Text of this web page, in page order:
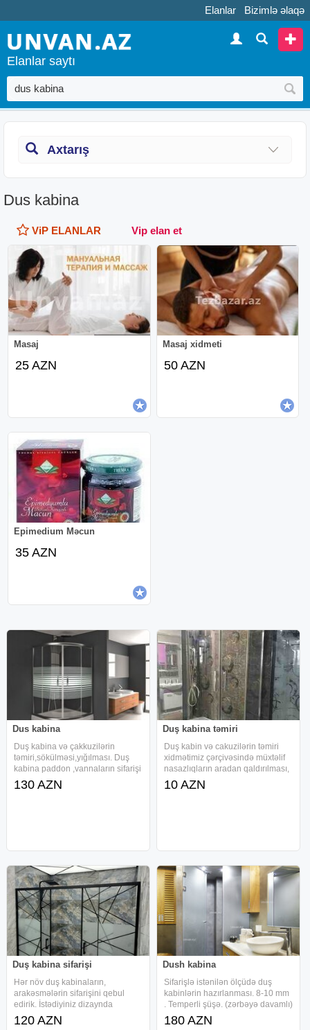
Elanlar Bizimlə əlaqə
Elanlar saytı
Axtarış
Dus kabina
ViP ELANLAR Vip elan et
Masaj
25 AZN
Masaj xidmeti
50 AZN
Epimedium Məcun
35 AZN
Dus kabina
Duş kabina və çakkuzilərin
təmiri,sökülməsi,yığılması. Duş
kabina paddon ,vannaların sifarişi
Vanna təmiri ( yeni kimi görünüş
qaranti) Duş kabin smistitellərin
130 AZN
Duş kabina təmiri
Duş kabin və cakuzilərin təmiri
xidmətimiz çərçivəsində müxtəlif
nasazlıqların aradan qaldırılması,
aksesuarların dəyişdirilməsi və
quraşdırılması işləri həyata
10 AZN
Duş kabina sifarişi
Hər növ duş kabinaların,
arakəsmələrin sifarişini qebul
edirik. İstədiyiniz dizaynda
hazırlayıb ünvana ödənişsiz
çatdırırıq. Qiymət kv metrə və
120 AZN
Dush kabina
Sifarişlə istənilən ölçüdə duş
kabinlərin hazırlanması. 8-10 mm
. Temperli şüşə. (zərbəyə davamlı)
Paslanmaz metal Quraşdırma və
çatdırılma
180 AZN